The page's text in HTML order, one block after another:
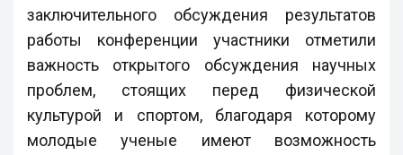
заключительного обсуждения результатов
работы конференции участники отметили
важность открытого обсуждения научных
проблем, стоящих перед физической
культурой и спортом, благодаря которому
молодые ученые имеют возможность